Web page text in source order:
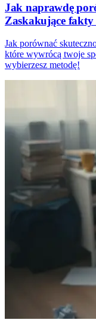
Jak naprawdę
Zaskakujące fakty
Jak porównać
które wywrócą twoje
wybierzesz metodę!